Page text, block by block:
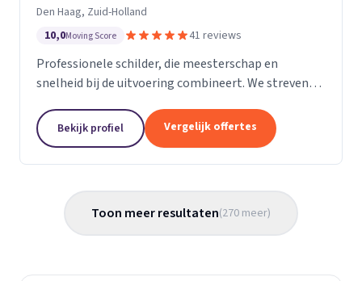
Den Haag, Zuid-Holland
10,0Moving Score 41 reviews
Professionele schilder, die meesterschap en
snelheid bij de uitvoering combineert. We streven
flexibiliteit, onderscheidende kwaliteit en
concurrerende...
Bekijk profiel Vergelijk offertes
Toon meer resultaten(270 meer)